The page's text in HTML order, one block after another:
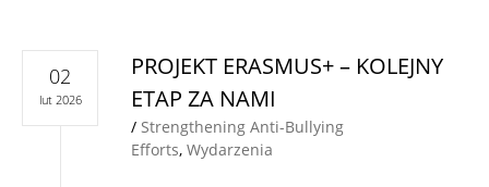
PROJEKT ERASMUS+ – KOLEJNY
ETAP ZA NAMI
/ Strengthening Anti-Bullying
Efforts, Wydarzenia
02
lut 2026